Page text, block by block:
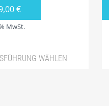
€
MwSt.
WÄHLEN